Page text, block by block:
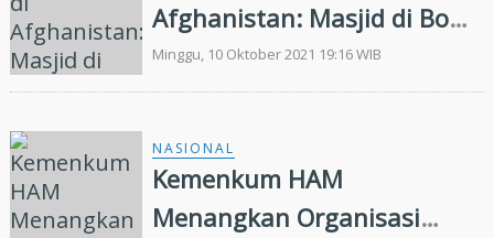
Afghanistan: Masjid di Bom,
100 Jamaah Tewas
Minggu, 10 Oktober 2021 19:16 WIB
NASIONAL
Kemenkum HAM
Menangkan Organisasi